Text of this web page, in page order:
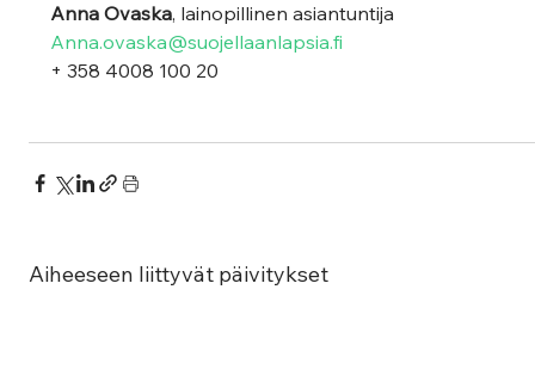
Anna Ovaska, lainopillinen asiantuntija
Anna.ovaska@suojellaanlapsia.fi
+ 358 4008 100 20
Aiheeseen liittyvät päivitykset